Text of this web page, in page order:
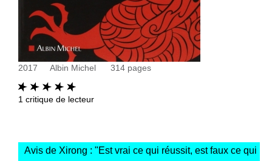
2017 Albin Michel 314 pages
1 critique de lecteur
Avis de Xirong : "Est vrai ce qui réussit, est faux ce qui